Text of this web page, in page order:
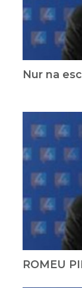
Nur na
ROMEU